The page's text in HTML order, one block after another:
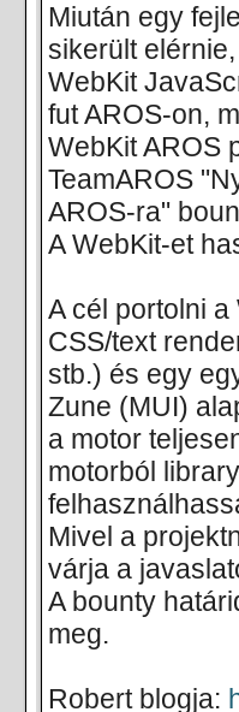
Miután egy
sikerült
WebKit
fut AROS-on,
WebKit AROS
TeamAROS
AROS-ra"
A WebKit-et
A cél portolni
CSS/text
stb.) és egy
Zune (MUI)
a motor
motorból
Mivel a
várja a
A bounty
meg.
Robert blogja: